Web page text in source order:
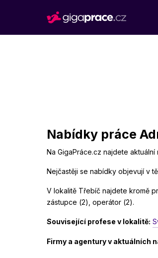
Nabídky práce
Na GigaPráce.cz najdete
Nejčastěji se nabídky objevují v
V lokalitě Třebíč najdete kromě
zástupce (2), operátor (2).
Související profese v lokalitě:
Firmy a agentury v aktuálních